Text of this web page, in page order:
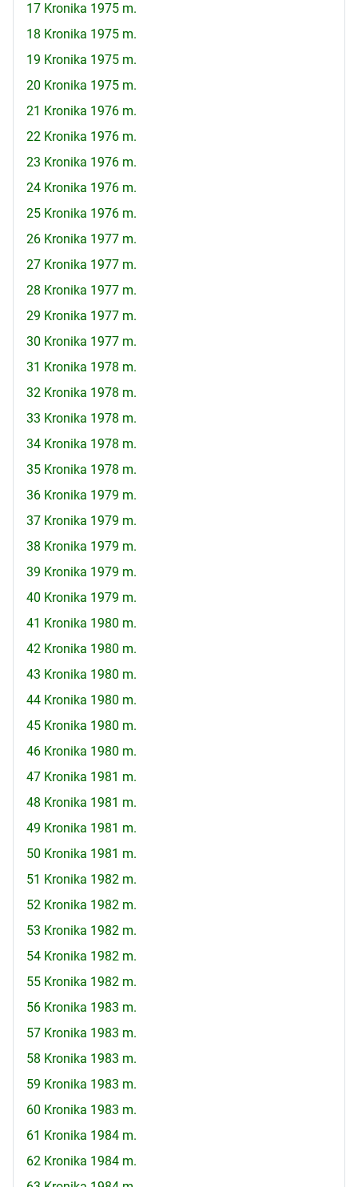
17 Kronika 1975 m.
18 Kronika 1975 m.
19 Kronika 1975 m.
20 Kronika 1975 m.
21 Kronika 1976 m.
22 Kronika 1976 m.
23 Kronika 1976 m.
24 Kronika 1976 m.
25 Kronika 1976 m.
26 Kronika 1977 m.
27 Kronika 1977 m.
28 Kronika 1977 m.
29 Kronika 1977 m.
30 Kronika 1977 m.
31 Kronika 1978 m.
32 Kronika 1978 m.
33 Kronika 1978 m.
34 Kronika 1978 m.
35 Kronika 1978 m.
36 Kronika 1979 m.
37 Kronika 1979 m.
38 Kronika 1979 m.
39 Kronika 1979 m.
40 Kronika 1979 m.
41 Kronika 1980 m.
42 Kronika 1980 m.
43 Kronika 1980 m.
44 Kronika 1980 m.
45 Kronika 1980 m.
46 Kronika 1980 m.
47 Kronika 1981 m.
48 Kronika 1981 m.
49 Kronika 1981 m.
50 Kronika 1981 m.
51 Kronika 1982 m.
52 Kronika 1982 m.
53 Kronika 1982 m.
54 Kronika 1982 m.
55 Kronika 1982 m.
56 Kronika 1983 m.
57 Kronika 1983 m.
58 Kronika 1983 m.
59 Kronika 1983 m.
60 Kronika 1983 m.
61 Kronika 1984 m.
62 Kronika 1984 m.